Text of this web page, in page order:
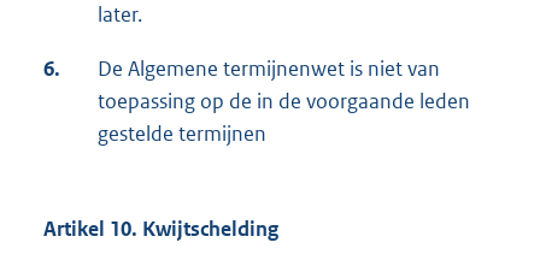
later.
6.
De Algemene termijnenwet is niet van
toepassing op de in de voorgaande leden
gestelde termijnen
Artikel 10. Kwijtschelding